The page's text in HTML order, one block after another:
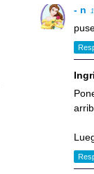
- n